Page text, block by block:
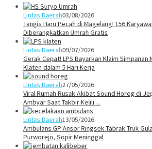
Lintas Daerah03/08/2026
Tangis Haru Pecah di Magelang! 156
Diberangkatkan Umrah Gratis
Lintas Daerah09/07/2026
Gerak Cepat! LPS Bayarkan Klaim Simpanan
Klaten dalam 5 Hari Kerja
Lintas Daerah27/05/2026
Viral Rumah Rusak Akibat Sound Horeg di
Ambyar Saat Takbir Kelili…
Lintas Daerah13/05/2026
Ambulans GP Ansor Ringsek Tabrak Truk
Purworejo, Sopir Meninggal